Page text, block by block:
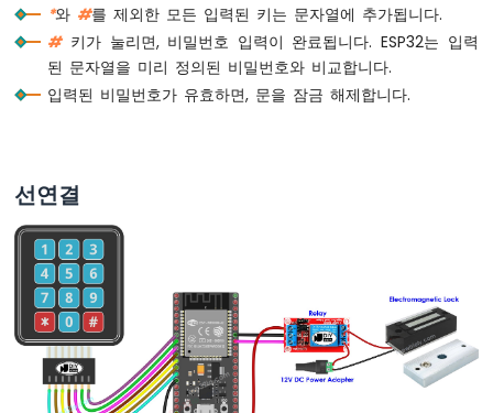
ESP32
리
트
ESP32
-
DIP
ESP32
-
*와 #를 제외한 모든 입력된 키는 문자열에 추가됩니다.
#키가 눌리면, 비밀번호 입력이 완료됩니다. ESP32는 입력
된 문자열을 미리 정의된 비밀번호와 비교합니다.
입력된 비밀번호가 유효하면, 문을 잠금 해제합니다.
선연결